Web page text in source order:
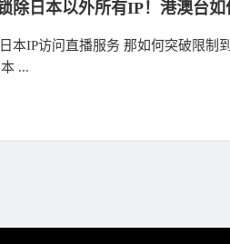
本IP访问直播服务 那如何突破限制到
...